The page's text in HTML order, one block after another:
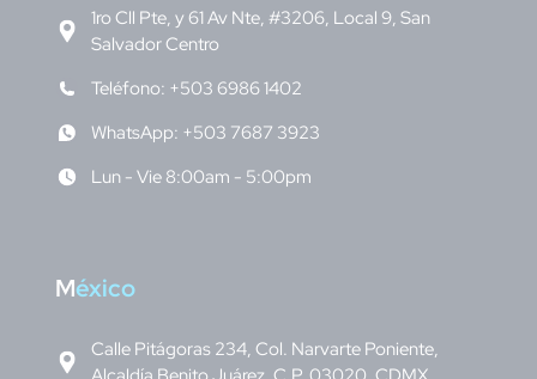
1ro Cll Pte, y 61 Av Nte, #3206, Local 9, San
Salvador Centro
Teléfono: +503 6986 1402
WhatsApp: +503 7687 3923
Lun - Vie 8:00am - 5:00pm
México
Calle Pitágoras 234, Col. Narvarte Poniente,